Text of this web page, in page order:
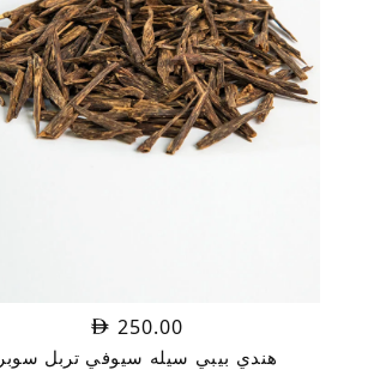
250.00
هندي بيبي سيله سيوفي تربل سوبر